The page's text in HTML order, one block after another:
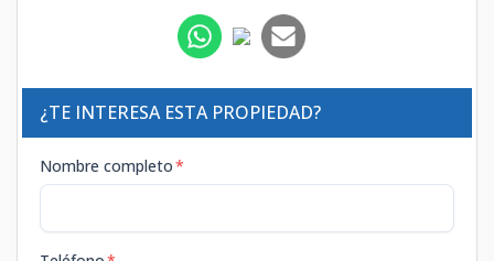
¿TE INTERESA ESTA PROPIEDAD?
Nombre completo*